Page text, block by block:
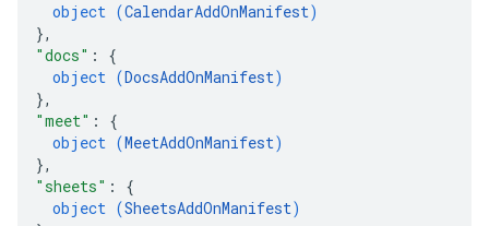
object (CalendarAddOnManifest)
},
"docs" : {
object (DocsAddOnManifest)
},
"meet" : {
object (MeetAddOnManifest)
},
"sheets" : {
object (SheetsAddOnManifest)